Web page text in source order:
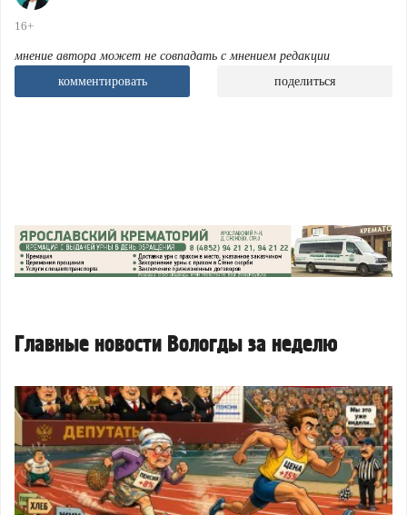
16+
мнение автора может не совпадать с мнением редакции
комментировать
поделиться
Главные новости Вологды за неделю